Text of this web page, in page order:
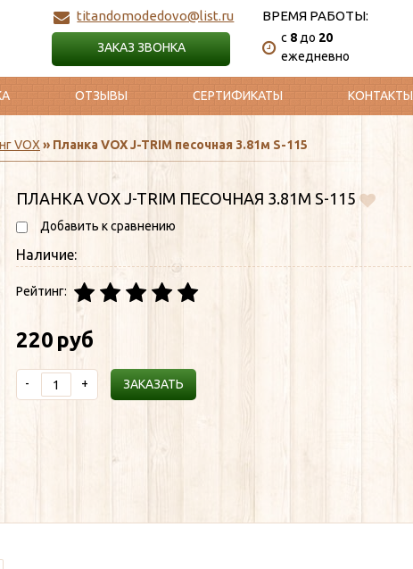
titandomodedovo@list.ru
ЗАКАЗ ЗВОНКА
ВРЕМЯ РАБОТЫ:
c 8до 20
ежедневно
ОТЗЫВЫ СЕРТИФИКАТЫ КОНТАКТЫ
VOX » Планка VOX J-TRIM песочная 3.81м S-115
ПЛАНКА VOX J-TRIM ПЕСОЧНАЯ 3.81М S-115
Добавить к сравнению
Наличие:
Рейтинг:
220 руб
- + ЗАКАЗАТЬ